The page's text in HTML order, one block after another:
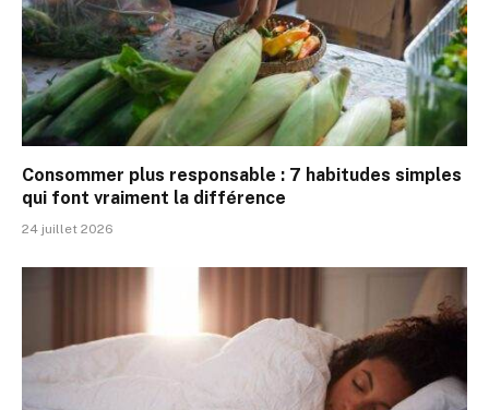
Consommer plus responsable : 7 habitudes simples
qui font vraiment la différence
24 juillet 2026